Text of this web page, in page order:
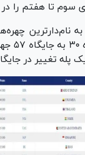
سوم تا هفتم را در
نام‌دارترین
اول